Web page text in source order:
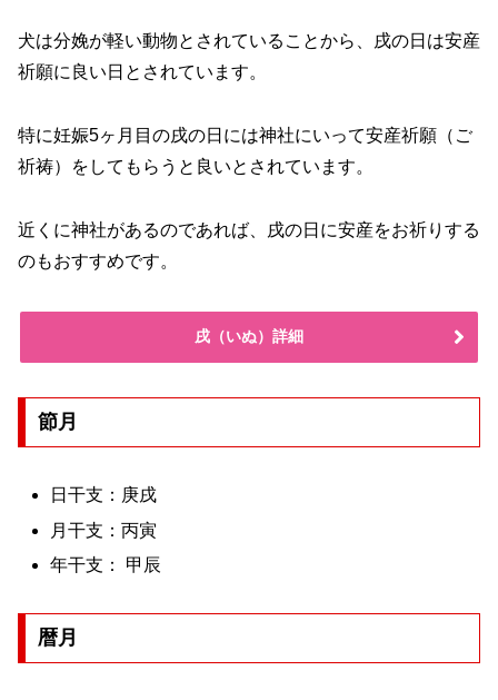
犬は分娩が軽い動物とされていることから、戌の日は安産
祈願に良い日とされています。
特に妊娠5ヶ月目の戌の日には神社にいって安産祈願（ご
祈祷）をしてもらうと良いとされています。
近くに神社があるのであれば、戌の日に安産をお祈りする
のもおすすめです。
戌（いぬ）詳細
節月
日干支：庚戌
月干支：丙寅
年干支： 甲辰
暦月